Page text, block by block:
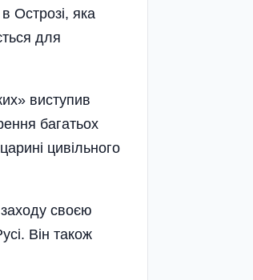
Острозі, яка
для
виступив
багатьох
цивільного
своєю
Він також